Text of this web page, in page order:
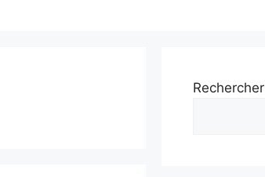
Rechercher